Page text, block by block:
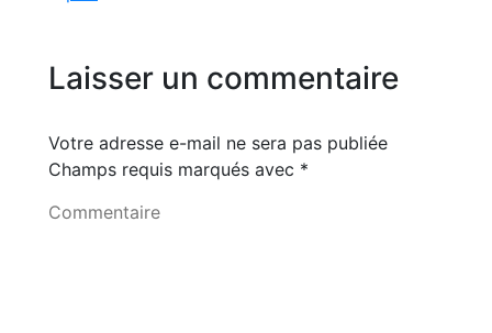
Laisser un commentaire
Votre adresse e-mail ne sera pas publiée
Champs requis marqués avec *
Commentaire